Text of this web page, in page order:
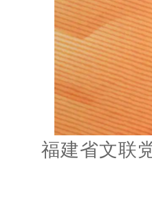
福建省文联